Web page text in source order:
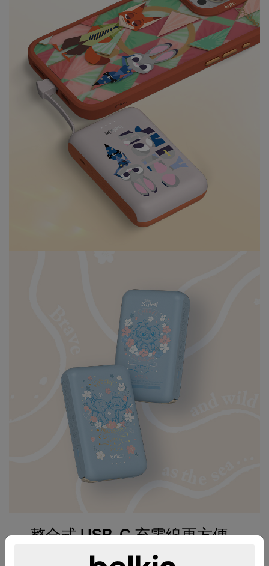
整合式 USB-C 充電線更方便